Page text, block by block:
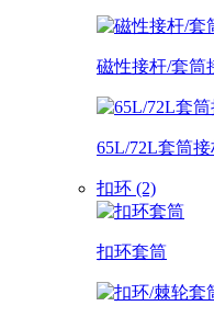
磁性接杆/套筒
65L/72L套筒
扣环 (2)
扣环套筒